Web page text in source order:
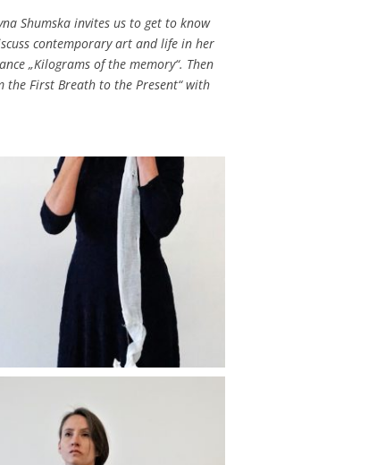
Shumska invites us to get to know
contemporary art and life in her
„Kilograms of the memory“. Then
First Breath to the Present“ with